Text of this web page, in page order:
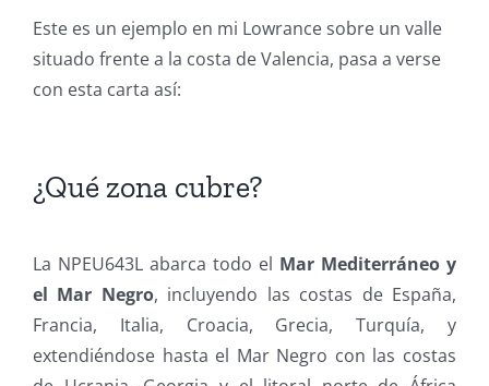
Este es un ejemplo en mi Lowrance sobre un valle
situado frente a la costa de Valencia, pasa a verse
con esta carta así:
¿Qué zona cubre?
La NPEU643L abarca todo el Mar Mediterráneo y
el Mar Negro, incluyendo las costas de España,
Francia, Italia, Croacia, Grecia, Turquía, y
extendiéndose hasta el Mar Negro con las costas